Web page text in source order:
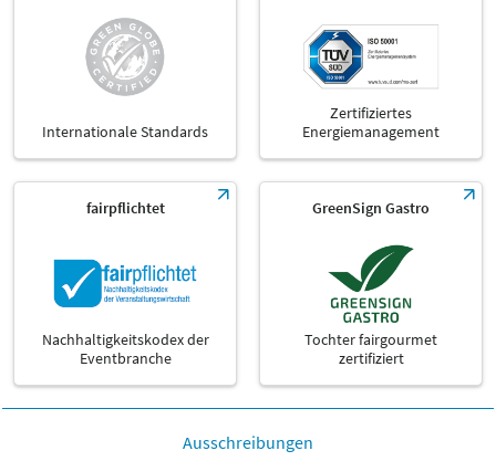
Internationale Standards
Zertifiziertes
Energiemanagement
fairpflichtet
Nachhaltigkeitskodex der
Eventbranche
GreenSign Gastro
Tochter fairgourmet
zertifiziert
Ausschreibungen